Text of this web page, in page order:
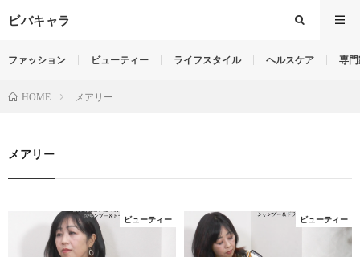
ビバキャラ
ファッション ビューティー ライフスタイル ヘルスケア 専
HOME メアリー
メアリー
ビューティー ビューティー